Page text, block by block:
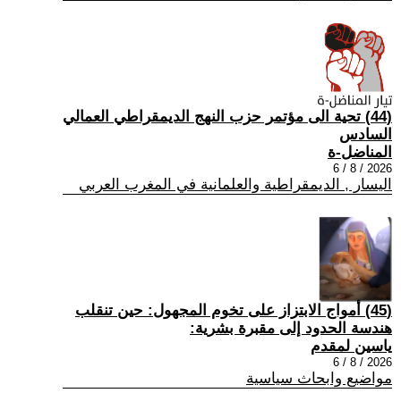
(44) تحية الى مؤتمر حزب النهج الديمقراطي العمالي
السادس
المناضل-ة
2026 / 8 / 6
اليسار , الديمقراطية والعلمانية في المغرب العربي
(45) أمواج الابتزاز على تخوم المجهول: حين تنقلب
هندسة الحدود إلى مقبرة بشرية:
ياسين لمقدم
2026 / 8 / 6
مواضيع وابحاث سياسية